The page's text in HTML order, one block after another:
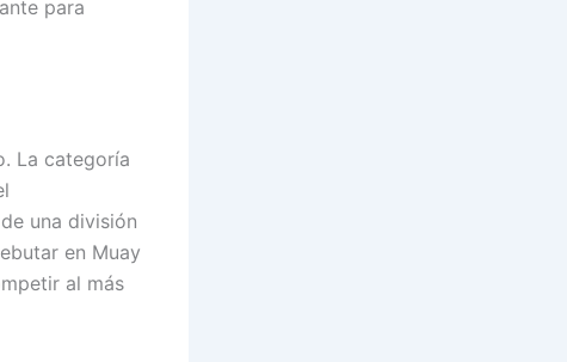
para
La categoría
una división
en Muay
al más